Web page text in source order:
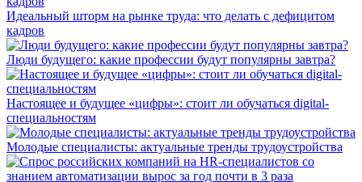
Идеальный шторм на рынке труда: что делать с дефицитом
кадров
Люди будущего: какие профессии будут популярны завтра?
Настоящее и будущее «цифры»: стоит ли обучаться digital-
специальностям
Молодые специалисты: актуальные тренды трудоустройства